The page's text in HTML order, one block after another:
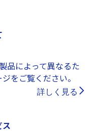
品によって異なるた
をご覧ください。
詳しく見る
ス